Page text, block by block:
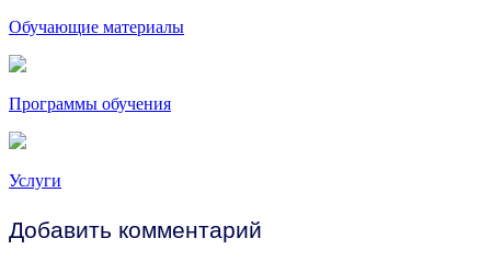
Обучающие материалы
Программы обучения
Услуги
Добавить комментарий